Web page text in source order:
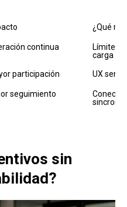
¿Qué
continua
Límites
carga
participación UX
seguimiento
sin